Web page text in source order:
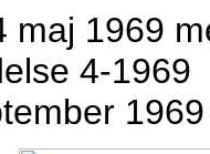
maj 1969
4-1969